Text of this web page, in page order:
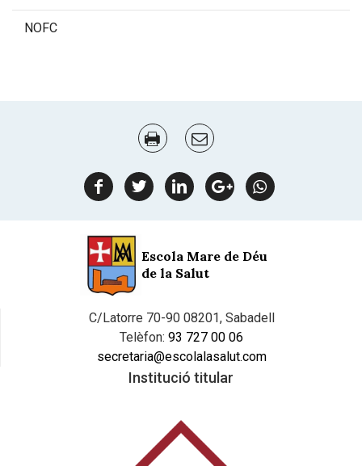
NOFC
facebook
twitterlinkedingoogle
plus
Whatsapp
Escola Mare de Déu
de la Salut
C/Latorre 70-90 08201, Sabadell
Telèfon: 93 727 00 06
secretaria@escolalasalut.com
Institució titular